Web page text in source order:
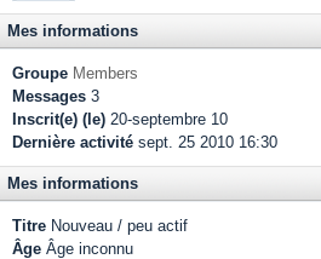
Mes informations
Groupe Members
Messages 3
Inscrit(e) (le) 20-septembre 10
Dernière activité sept. 25 2010 16:30
Mes informations
Titre Nouveau / peu actif
Âge Âge inconnu